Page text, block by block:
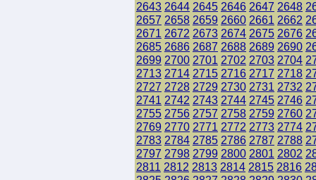
2643 2644 2645 2646 2647 2648
2657 2658 2659 2660 2661 2662
2671 2672 2673 2674 2675 2676
2685 2686 2687 2688 2689 2690
2699 2700 2701 2702 2703 2704
2713 2714 2715 2716 2717 2718
2727 2728 2729 2730 2731 2732
2741 2742 2743 2744 2745 2746
2755 2756 2757 2758 2759 2760
2769 2770 2771 2772 2773 2774
2783 2784 2785 2786 2787 2788
2797 2798 2799 2800 2801 2802
2811 2812 2813 2814 2815 2816